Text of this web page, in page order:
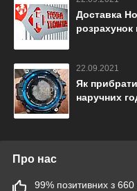
Доставка
розрахунок
22.09.2021
Як прибрати
наручних
Про нас
99% позитивних з 660